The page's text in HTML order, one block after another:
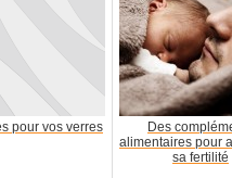
pour vos verres
Des
alimentaires pour
sa fertilité